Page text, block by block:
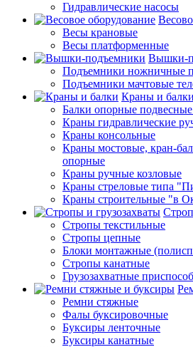
Гидравлические насосы
Весы крановые
Весы платформенные
Вышки-
Подъемники ножничные
Подъемники мачтовые
Краны и балки
Балки опорные
Краны гидравлические
Краны консольные
Краны мостовые, кран-
опорные
Краны ручные козловые
Краны стреловые типа
Краны строительные "в
Стропы текстильные
Стропы цепные
Блоки монтажные
Стропы канатные
Грузозахватные
Ремни стяжные
Фалы буксировочные
Буксиры ленточные
Буксиры канатные